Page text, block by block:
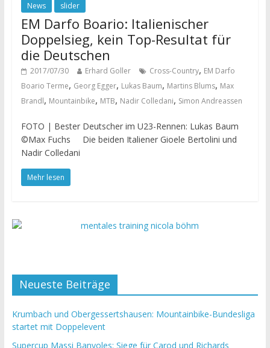
News slider
EM Darfo Boario: Italienischer
Doppelsieg, kein Top-Resultat für
die Deutschen
2017/07/30 Erhard Goller Cross-Country, EM Darfo
Boario Terme, Georg Egger, Lukas Baum, Martins Blums, Max
Brandl, Mountainbike, MTB, Nadir Colledani, Simon Andreassen
FOTO | Bester Deutscher im U23-Rennen: Lukas Baum
©Max Fuchs Die beiden Italiener Gioele Bertolini und
Nadir Colledani
Mehr lesen
Neueste Beiträge
Krumbach und Obergessertshausen: Mountainbike-Bundesliga
startet mit Doppelevent
Supercup Massi Banyoles: Siege für Carod und Richards